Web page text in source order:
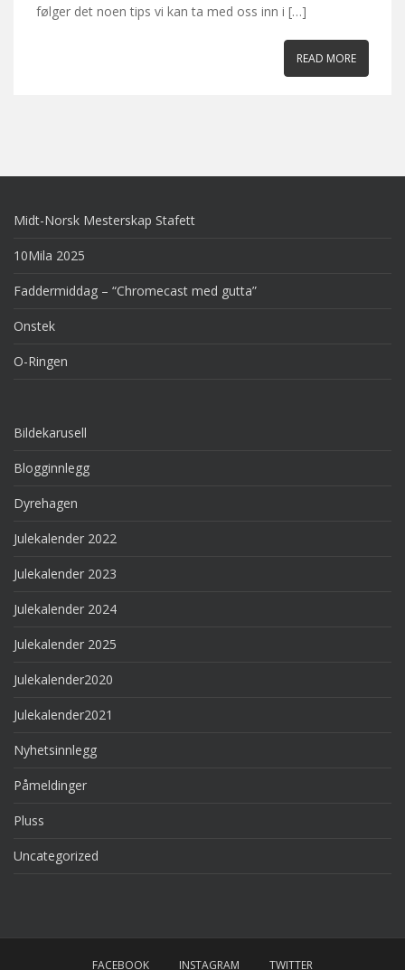
følger det noen tips vi kan ta med oss inn i […]
READ MORE
Midt-Norsk Mesterskap Stafett
10Mila 2025
Faddermiddag – “Chromecast med gutta”
Onstek
O-Ringen
Bildekarusell
Blogginnlegg
Dyrehagen
Julekalender 2022
Julekalender 2023
Julekalender 2024
Julekalender 2025
Julekalender2020
Julekalender2021
Nyhetsinnlegg
Påmeldinger
Pluss
Uncategorized
FACEBOOK INSTAGRAM TWITTER